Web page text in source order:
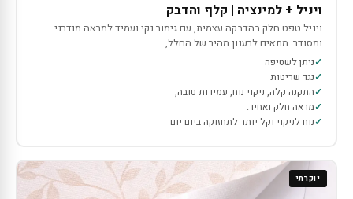
ויניל + למינציה | קלף והדבק
ויניל טפט חלק בהדבקה עצמית, עם גימור נקי ועמיד למראה מודרני
ומסודר. מתאים לרענון מהיר של החלל,
ניתן לשטיפה
נגד שריטות
התקנה קלה, ניקוי נוח, עמידות טובה,
מראה חלק ואחיד.
נוח לניקוי וקל יותר לתחזוקה ביום־יום
יוקרתי